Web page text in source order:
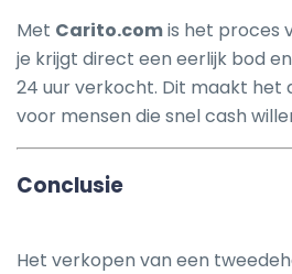
Met Carito.comis het proces
je krijgt direct een eerlijk bod
24 uur verkocht. Dit maakt het
voor mensen die snel cash
Conclusie
Het verkopen van een